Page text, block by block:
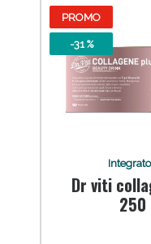
PROMO
-31 %
Dr viti
250
Salini e